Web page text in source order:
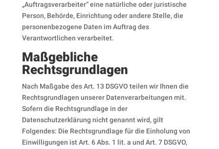
„Auftragsverarbeiter“ eine natürliche oder juristische
Person, Behörde, Einrichtung oder andere Stelle, die
personenbezogene Daten im Auftrag des
Verantwortlichen verarbeitet.
Maßgebliche
Rechtsgrundlagen
Nach Maßgabe des Art. 13 DSGVO teilen wir Ihnen die
Rechtsgrundlagen unserer Datenverarbeitungen mit.
Sofern die Rechtsgrundlage in der
Datenschutzerklärung nicht genannt wird, gilt
Folgendes: Die Rechtsgrundlage für die Einholung von
Einwilligungen ist Art. 6 Abs. 1 lit. a und Art. 7 DSGVO,